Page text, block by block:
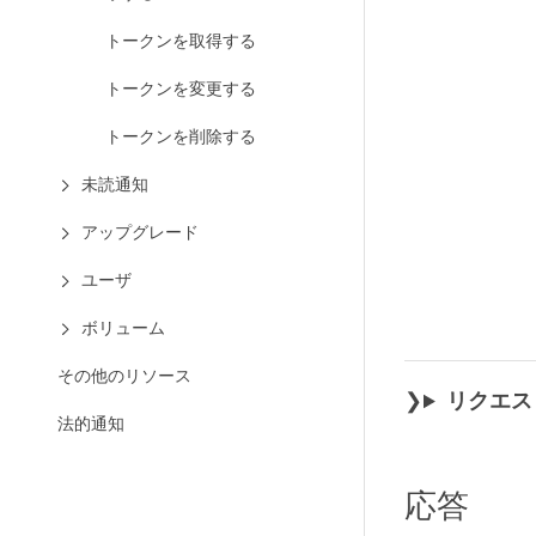
トークンを取得する
トークンを変更する
トークンを削除する
未読通知
アップグレード
ユーザ
ボリューム
その他のリソース
法的通知
リクエ
応答